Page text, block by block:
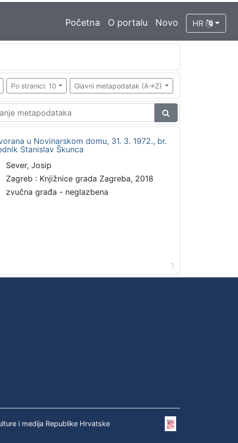
Početna O portalu Novo HR
Po stranici: 10 Glavni metapodatak (A->Z)
u Novinarskom domu, 31. 3. 1972., br.
Stanislav Škunca
Sever, Josip
Zagreb : Knjižnice grada Zagreba, 2018
zvučna građa - neglazbena
1
i medija Republike Hrvatske